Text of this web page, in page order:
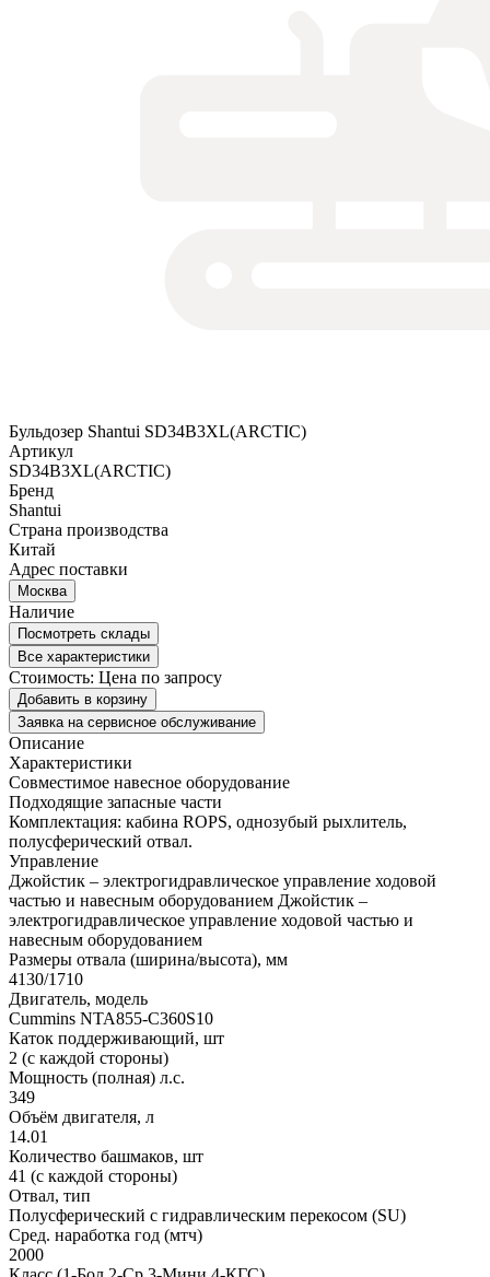
Бульдозер Shantui SD34B3XL(ARCTIC)
Артикул
SD34B3XL(ARCTIC)
Бренд
Shantui
Страна производства
Китай
Адрес поставки
Москва
Наличие
Посмотреть склады
Все характеристики
Стоимость: Цена по запросу
Добавить в корзину
Заявка на сервисное обслуживание
Описание
Характеристики
Совместимое навесное оборудование
Подходящие запасные части
Комплектация: кабина ROPS, однозубый рыхлитель,
полусферический отвал.
Управление
Джойстик – электрогидравлическое управление ходовой
частью и навесным оборудованием Джойстик –
электрогидравлическое управление ходовой частью и
навесным оборудованием
Размеры отвала (ширина/высота), мм
4130/1710
Двигатель, модель
Cummins NTA855-C360S10
Каток поддерживающий, шт
2 (с каждой стороны)
Мощность (полная) л.с.
349
Объём двигателя, л
14.01
Количество башмаков, шт
41 (с каждой стороны)
Отвал, тип
Полусферический с гидравлическим перекосом (SU)
Сред. наработка год (мтч)
2000